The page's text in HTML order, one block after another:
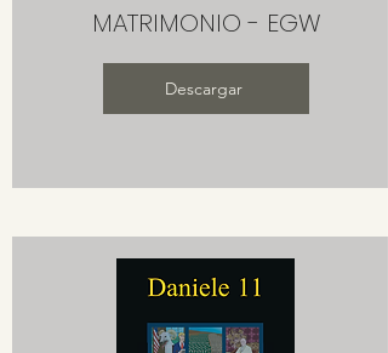
MATRIMONIO - EGW
Descargar